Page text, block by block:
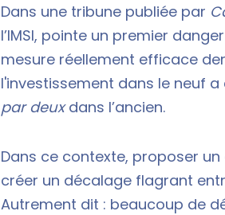
Dans une tribune publiée par
l’IMSI, pointe un premier
mesure réellement efficace
l'investissement dans le neuf a
par deuxdans l’ancien.
Dans ce contexte, proposer
créer un décalage flagrant
Autrement dit : beaucoup de